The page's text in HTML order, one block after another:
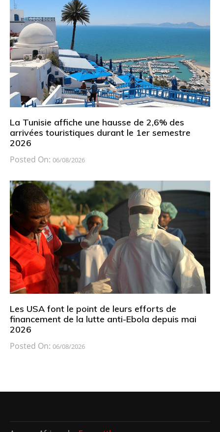
La Tunisie affiche une hausse de 2,6% des
arrivées touristiques durant le 1er semestre
2026
Posted On: 06/08/2026
Les USA font le point de leurs efforts de
financement de la lutte anti-Ebola depuis mai
2026
Posted On: 06/08/2026